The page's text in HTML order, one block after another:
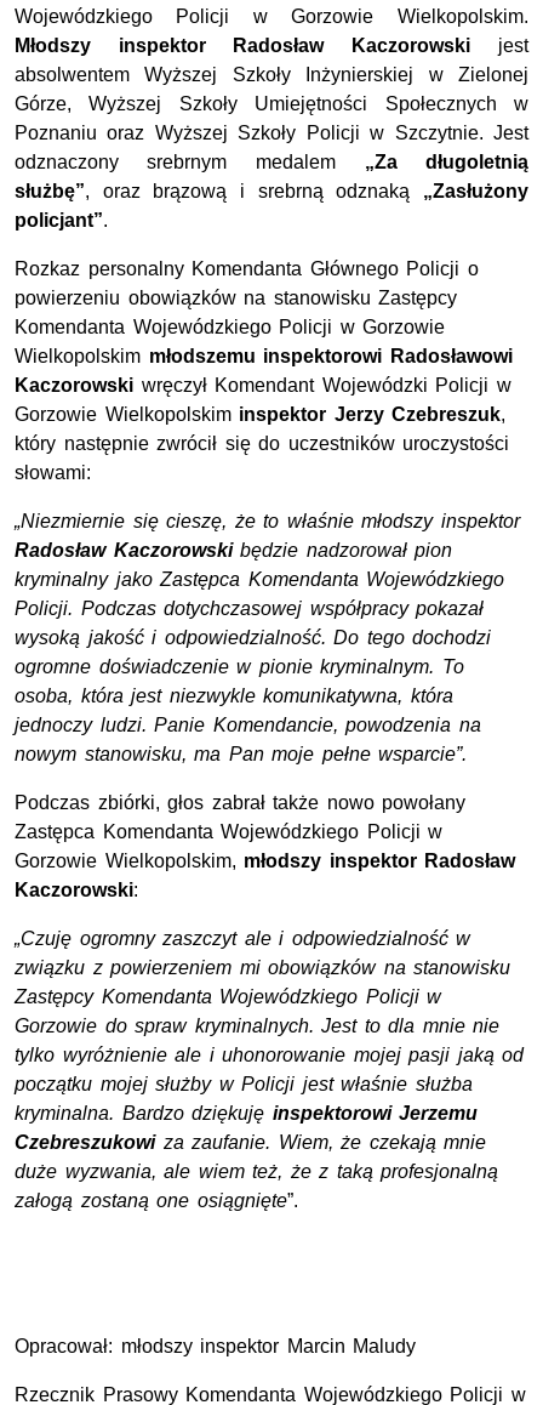
Wojewódzkiego Policji w Gorzowie Wielkopolskim.
Młodszy inspektor Radosław Kaczorowski jest
absolwentem Wyższej Szkoły Inżynierskiej w Zielonej
Górze, Wyższej Szkoły Umiejętności Społecznych w
Poznaniu oraz Wyższej Szkoły Policji w Szczytnie. Jest
odznaczony srebrnym medalem „Za długoletnią
służbę”, oraz brązową i srebrną odznaką „Zasłużony
policjant”.
Rozkaz personalny Komendanta Głównego Policji o
powierzeniu obowiązków na stanowisku Zastępcy
Komendanta Wojewódzkiego Policji w Gorzowie
Wielkopolskim młodszemu inspektorowi Radosławowi
Kaczorowski wręczył Komendant Wojewódzki Policji w
Gorzowie Wielkopolskim inspektor Jerzy Czebreszuk,
który następnie zwrócił się do uczestników uroczystości
słowami:
„Niezmiernie się cieszę, że to właśnie młodszy inspektor
Radosław Kaczorowskibędzie nadzorował pion
kryminalny jako Zastępca Komendanta Wojewódzkiego
Policji. Podczas dotychczasowej współpracy pokazał
wysoką jakość i odpowiedzialność. Do tego dochodzi
ogromne doświadczenie w pionie kryminalnym. To
osoba, która jest niezwykle komunikatywna, która
jednoczy ludzi. Panie Komendancie, powodzenia na
nowym stanowisku, ma Pan moje pełne wsparcie”.
Podczas zbiórki, głos zabrał także nowo powołany
Zastępca Komendanta Wojewódzkiego Policji w
Gorzowie Wielkopolskim, młodszy inspektor Radosław
Kaczorowski:
„Czuję ogromny zaszczyt ale i odpowiedzialność w
związku z powierzeniem mi obowiązków na stanowisku
Zastępcy Komendanta Wojewódzkiego Policji w
Gorzowie do spraw kryminalnych. Jest to dla mnie nie
tylko wyróżnienie ale i uhonorowanie mojej pasji jaką od
początku mojej służby w Policji jest właśnie służba
kryminalna. Bardzo dziękuję inspektorowi Jerzemu
Czebreszukowi za zaufanie. Wiem, że czekają mnie
duże wyzwania, ale wiem też, że z taką profesjonalną
załogą zostaną one osiągnięte”.
Opracował: młodszy inspektor Marcin Maludy
Rzecznik Prasowy Komendanta Wojewódzkiego Policji w